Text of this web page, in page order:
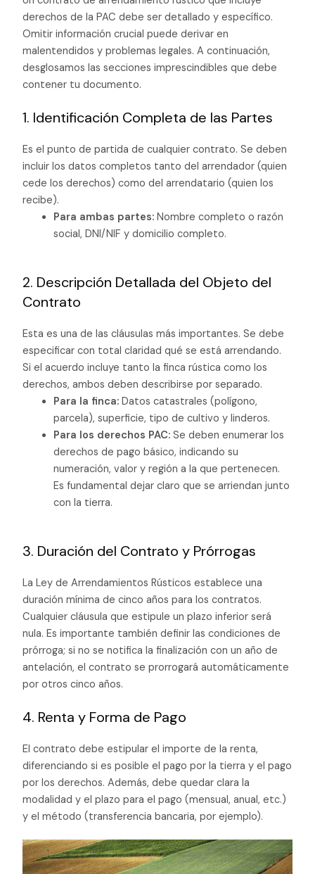
derechos de la PAC debe ser detallado y específico.
Omitir información crucial puede derivar en
malentendidos y problemas legales. A continuación,
desglosamos las secciones imprescindibles que debe
contener tu documento.
1. Identificación Completa de las Partes
Es el punto de partida de cualquier contrato. Se deben
incluir los datos completos tanto del arrendador (quien
cede los derechos) como del arrendatario (quien los
recibe).
Para ambas partes: Nombre completo o razón
social, DNI/NIF y domicilio completo.
2. Descripción Detallada del Objeto del
Contrato
Esta es una de las cláusulas más importantes. Se debe
especificar con total claridad qué se está arrendando.
Si el acuerdo incluye tanto la finca rústica como los
derechos, ambos deben describirse por separado.
Para la finca: Datos catastrales (polígono,
parcela), superficie, tipo de cultivo y linderos.
Para los derechos PAC: Se deben enumerar los
derechos de pago básico, indicando su
numeración, valor y región a la que pertenecen.
Es fundamental dejar claro que se arriendan junto
con la tierra.
3. Duración del Contrato y Prórrogas
La Ley de Arrendamientos Rústicos establece una
duración mínima de cinco años para los contratos.
Cualquier cláusula que estipule un plazo inferior será
nula. Es importante también definir las condiciones de
prórroga; si no se notifica la finalización con un año de
antelación, el contrato se prorrogará automáticamente
por otros cinco años.
4. Renta y Forma de Pago
El contrato debe estipular el importe de la renta,
diferenciando si es posible el pago por la tierra y el pago
por los derechos. Además, debe quedar clara la
modalidad y el plazo para el pago (mensual, anual, etc.)
y el método (transferencia bancaria, por ejemplo).